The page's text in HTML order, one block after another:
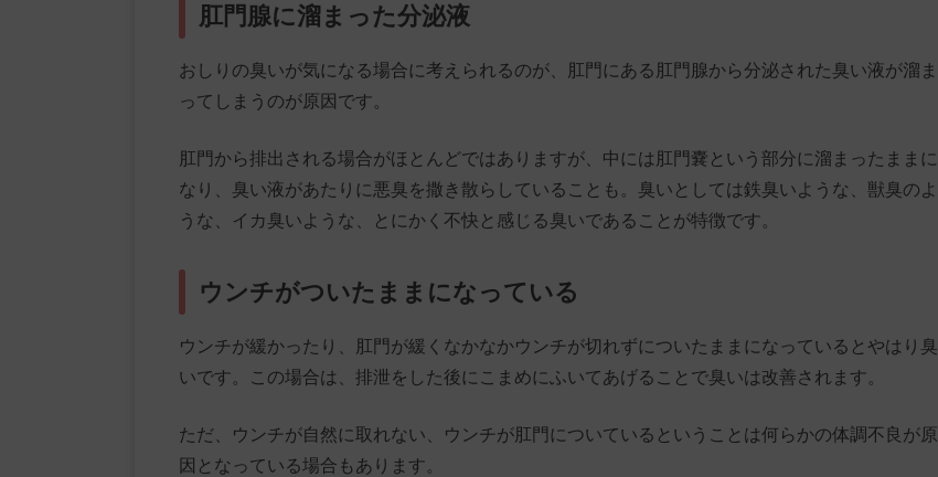
肛門腺に溜まった分泌液
おしりの臭いが気になる場合に考えられるのが、肛門にある肛門腺から分泌された臭い液が溜ま
ってしまうのが原因です。
肛門から排出される場合がほとんどではありますが、中には肛門嚢という部分に溜まったままに
なり、臭い液があたりに悪臭を撒き散らしていることも。臭いとしては鉄臭いような、獣臭のよ
うな、イカ臭いような、とにかく不快と感じる臭いであることが特徴です。
ウンチがついたままになっている
ウンチが緩かったり、肛門が緩くなかなかウンチが切れずについたままになっているとやはり臭
いです。この場合は、排泄をした後にこまめにふいてあげることで臭いは改善されます。
ただ、ウンチが自然に取れない、ウンチが肛門についているということは何らかの体調不良が原
因となっている場合もあります。